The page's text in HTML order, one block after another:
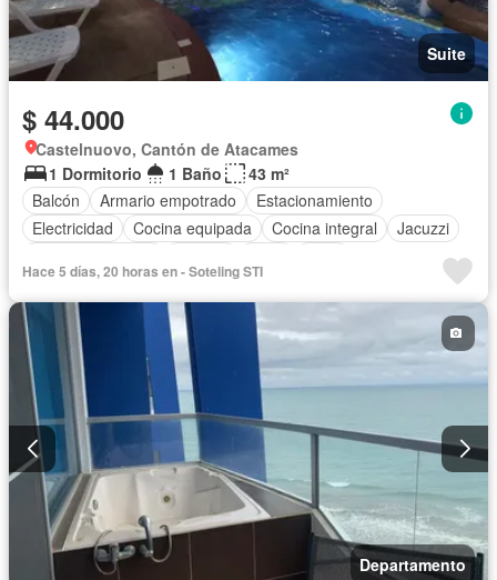
Suite
$ 44.000
Castelnuovo, Cantón de Atacames
1 Dormitorio
1 Baño
43 m²
Balcón
Armario empotrado
Estacionamiento
Electricidad
Cocina equipada Cocina integral
Jacuzzi
Área para niños
Conserje
Acceso para personas con discapacidad
Parrilla
Ascensor
Piscina Completamente amoblado
Hace 5 días, 20 horas en - Soteling STI
Departamento